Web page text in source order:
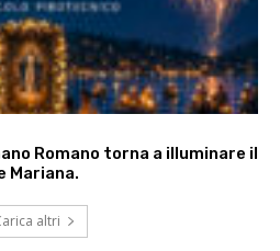
Romano torna a illuminare il
Mariana.
altri